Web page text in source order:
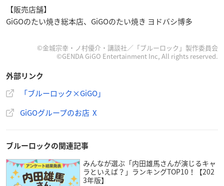
【販売店舗】
GiGOのたい焼き総本店、GiGOのたい焼き ヨドバシ博多
©️金城宗幸・ノ村優介・講談社／「ブルーロック」製作委員会
©GENDA GiGO Entertainment Inc, All rights reserved.
外部リンク
「ブルーロック×GiGO」
GiGOグループのお店 X
ブルーロックの関連記事
みんなが選ぶ「内田雄馬さんが演じるキャ
ラといえば？」ランキングTOP10！【202
3年版】